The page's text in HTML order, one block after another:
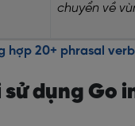
chuyển về
hợp 20+ phrasal
sử dụng Go